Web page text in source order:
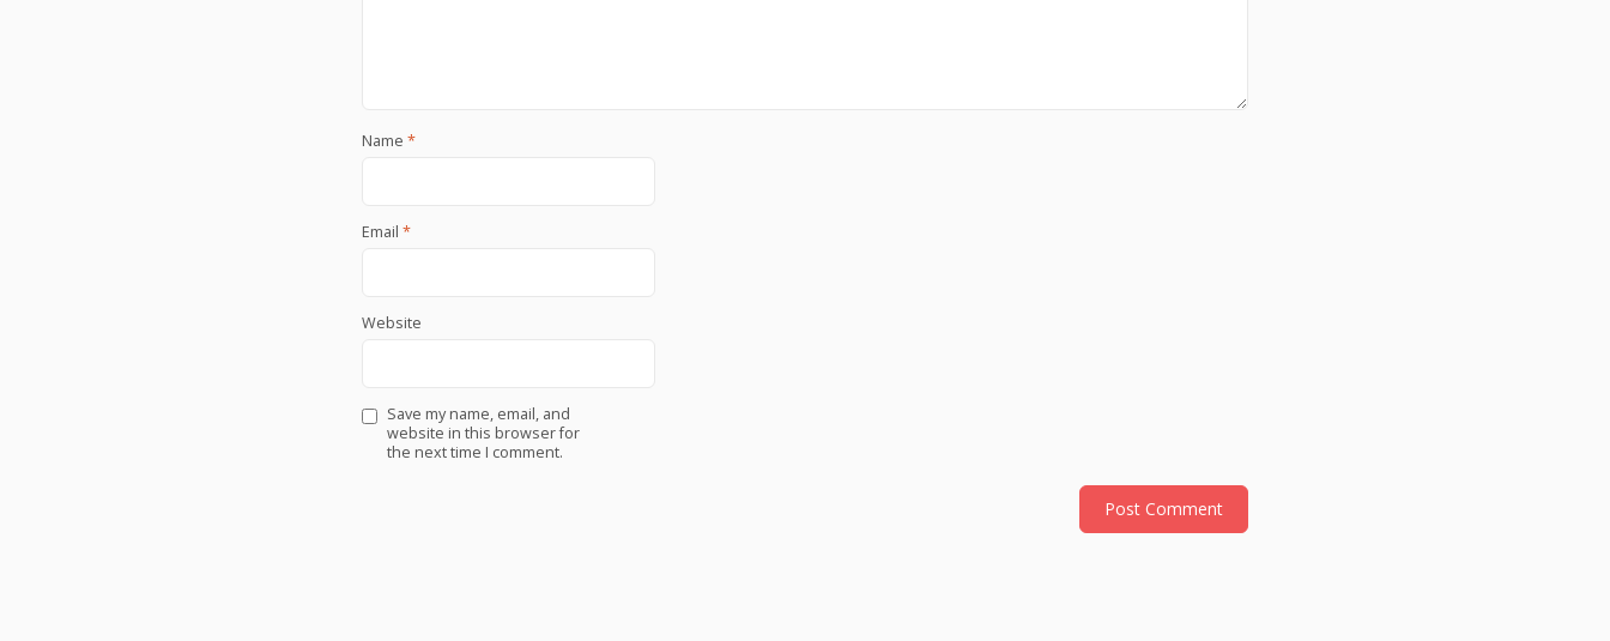
Name *
Email *
Website
Save my name, email, and
website in this browser for
the next time I comment.